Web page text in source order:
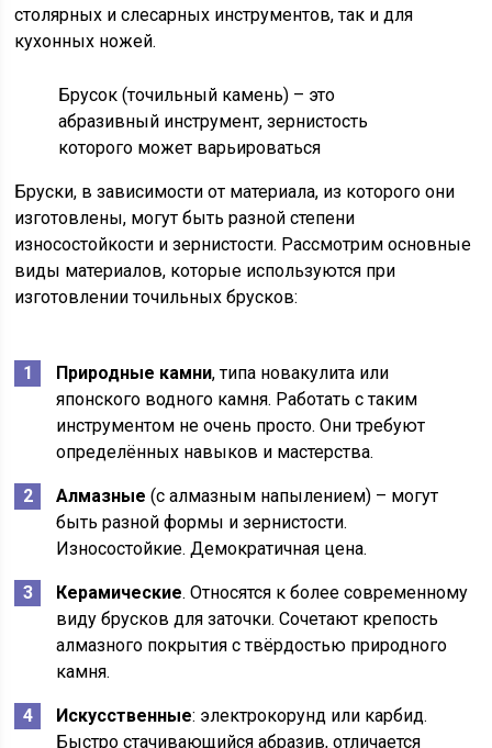
столярных и слесарных инструментов, так и для
кухонных ножей.
Брусок (точильный камень) – это
абразивный инструмент, зернистость
которого может варьироваться
Бруски, в зависимости от материала, из которого они
изготовлены, могут быть разной степени
износостойкости и зернистости. Рассмотрим основные
виды материалов, которые используются при
изготовлении точильных брусков:
Природные камни, типа новакулита или
японского водного камня. Работать с таким
инструментом не очень просто. Они требуют
определённых навыков и мастерства.
Алмазные (с алмазным напылением) – могут
быть разной формы и зернистости.
Износостойкие. Демократичная цена.
Керамические. Относятся к более современному
виду брусков для заточки. Сочетают крепость
алмазного покрытия с твёрдостью природного
камня.
Искусственные: электрокорунд или карбид.
Быстро стачивающийся абразив, отличается